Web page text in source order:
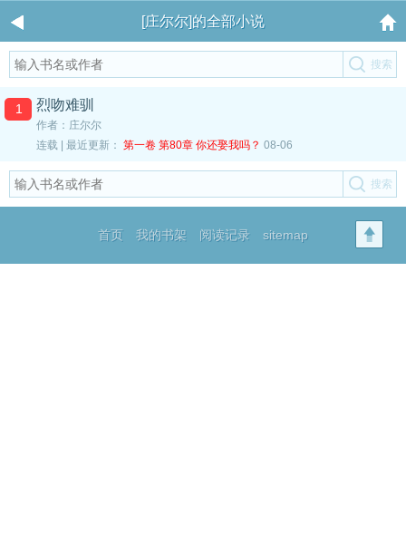
[庄尔尔]的全部小说
1 烈吻难驯
作者：庄尔尔
连载 | 最近更新： 第一卷 第80章 你还娶我吗？ 08-06
首页 我的书架 阅读记录 sitemap